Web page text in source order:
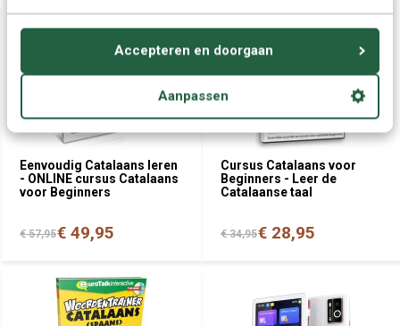
Accepteren en doorgaan
Aanpassen
Eenvoudig Catalaans leren
- ONLINE cursus Catalaans
voor Beginners
€ 57,95€ 49,95
Cursus Catalaans voor
Beginners - Leer de
Catalaanse taal
€ 34,95€ 28,95